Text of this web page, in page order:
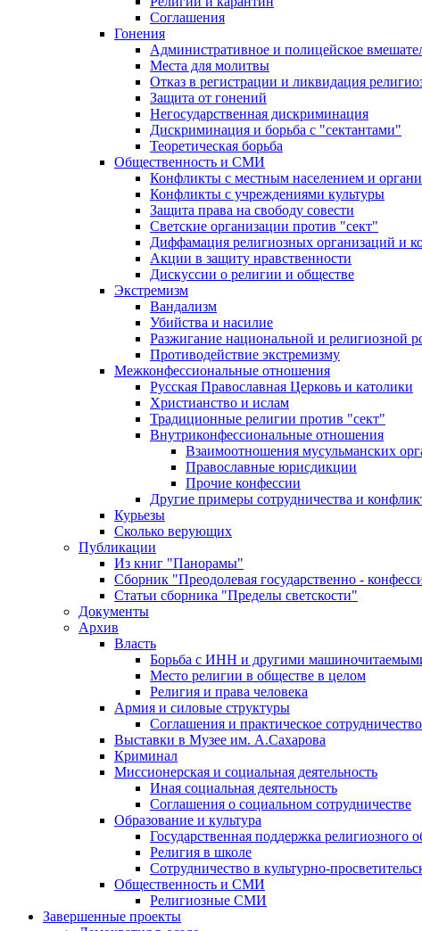
Соглашения
Гонения
Административное и полицейское
Места для молитвы
Отказ в регистрации и ликвидация
Защита от гонений
Негосударственная дискриминация
Дискриминация и борьба с "сектантами"
Теоретическая борьба
Общественность и СМИ
Конфликты с местным населением и
Конфликты с учреждениями культуры
Защита права на свободу совести
Светские организации против "сект"
Диффамация религиозных организаций и
Акции в защиту нравственности
Дискуссии о религии и обществе
Экстремизм
Вандализм
Убийства и насилие
Разжигание национальной и религиозной
Противодействие экстремизму
Межконфессиональные отношения
Русская Православная Церковь и католики
Христианство и ислам
Традиционные религии против "сект"
Внутриконфессиональные отношения
Взаимоотношения мусульманских
Православные юрисдикции
Прочие конфессии
Другие примеры сотрудничества и
Курьезы
Сколько верующих
Публикации
Из книг "Панорамы"
Сборник "Преодолевая государственно -
Статьи сборника "Пределы светскости"
Документы
Архив
Власть
Борьба с ИНН и другими
Место религии в обществе в целом
Религия и права человека
Армия и силовые структуры
Соглашения и практическое сотрудничество
Выставки в Музее им. А.Сахарова
Криминал
Миссионерская и социальная деятельность
Иная социальная деятельность
Соглашения о социальном сотрудничестве
Образование и культура
Государственная поддержка религиозного
Религия в школе
Сотрудничество в культурно-
Общественность и СМИ
Религиозные СМИ
Завершенные проекты